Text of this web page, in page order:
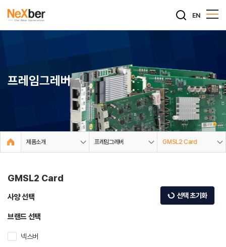
EN
프레임그레버
제품소개 프레임그레버 GMSL2 Card
GMSL2 Card
사양 선택 선택 초기화
브랜드 선택
넥스버